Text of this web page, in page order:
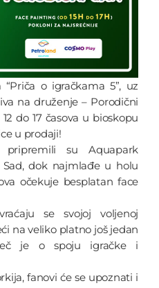
o igračkama 5”, uz
na druženje – Porodični
do 17 časova u bioskopu
u prodaji!
pripremili su Aquapark
dok najmlađe u holu
očekuje besplatan face
se svojoj voljenoj
na veliko platno još jedan
je o spoju igračke i
fanovi će se upoznati i